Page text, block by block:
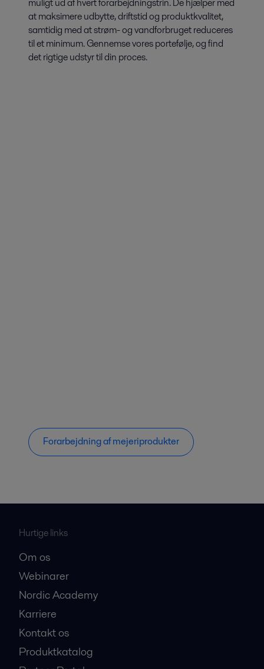
at maksimere udbytte, driftstid og produktkvalitet,
samtidig med at strøm- og vandforbruget reduceres
til et minimum. Gennemse vores portefølje, og find
det rigtige udstyr til din proces.
Forarbejdning af mejeriprodukter
Hurtige links
Om os
Webinarer
Nordic Academy
Karriere
Kontakt os
Produktkatalog